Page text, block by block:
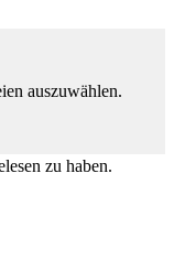
auszuwählen.
zu haben.